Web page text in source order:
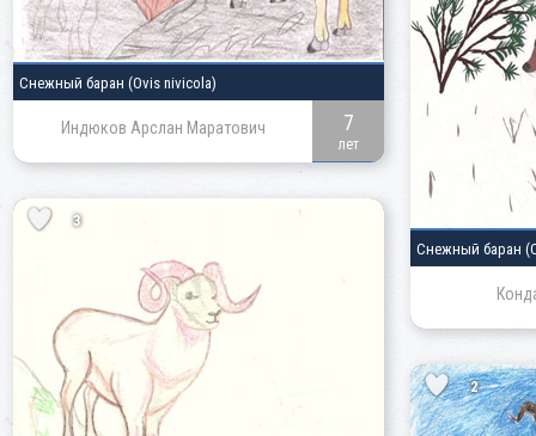
Снежный баран (Ovis nivicola)
Индюков Арслан Маратович 7
лет
Снежный баран
3
2